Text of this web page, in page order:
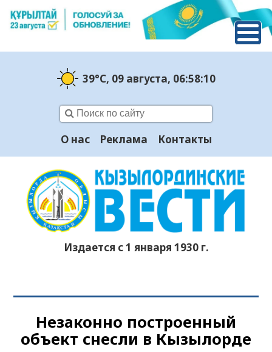
39°C, 09 августа, 06:58:11
О нас Реклама Контакты
Издается с 1 января 1930 г.
Незаконно построенный
объект снесли в Кызылорде